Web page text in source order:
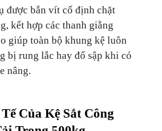
được bắn vít cố định chặt
kết hợp các thanh giằng
giúp toàn bộ khung kệ luôn
bị rung lắc hay đổ sập khi có
nâng.
Của Kệ Sắt Công